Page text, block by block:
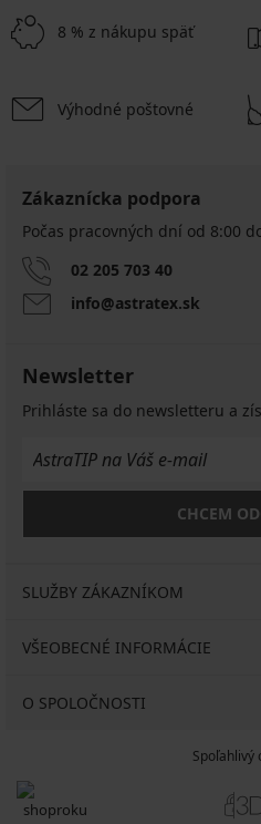
8 % z nákupu späť
Výhodné poštovné
Zákaznícka podpora
Počas pracovných dní od 8:00
02 205 703 40
info@astratex.sk
Newsletter
Prihláste sa do newsletteru a
CHCEM
SLUŽBY ZÁKAZNÍKOM
VŠEOBECNÉ INFORMÁCIE
O SPOLOČNOSTI
Spoľahlivý